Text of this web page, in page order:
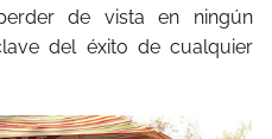
de vista en ningún
del éxito de cualquier